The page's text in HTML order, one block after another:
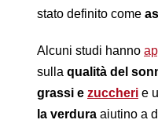
stato definito come
Alcuni studi hanno
sulla qualità del
grassi e zuccheri e
la verdura aiutino a